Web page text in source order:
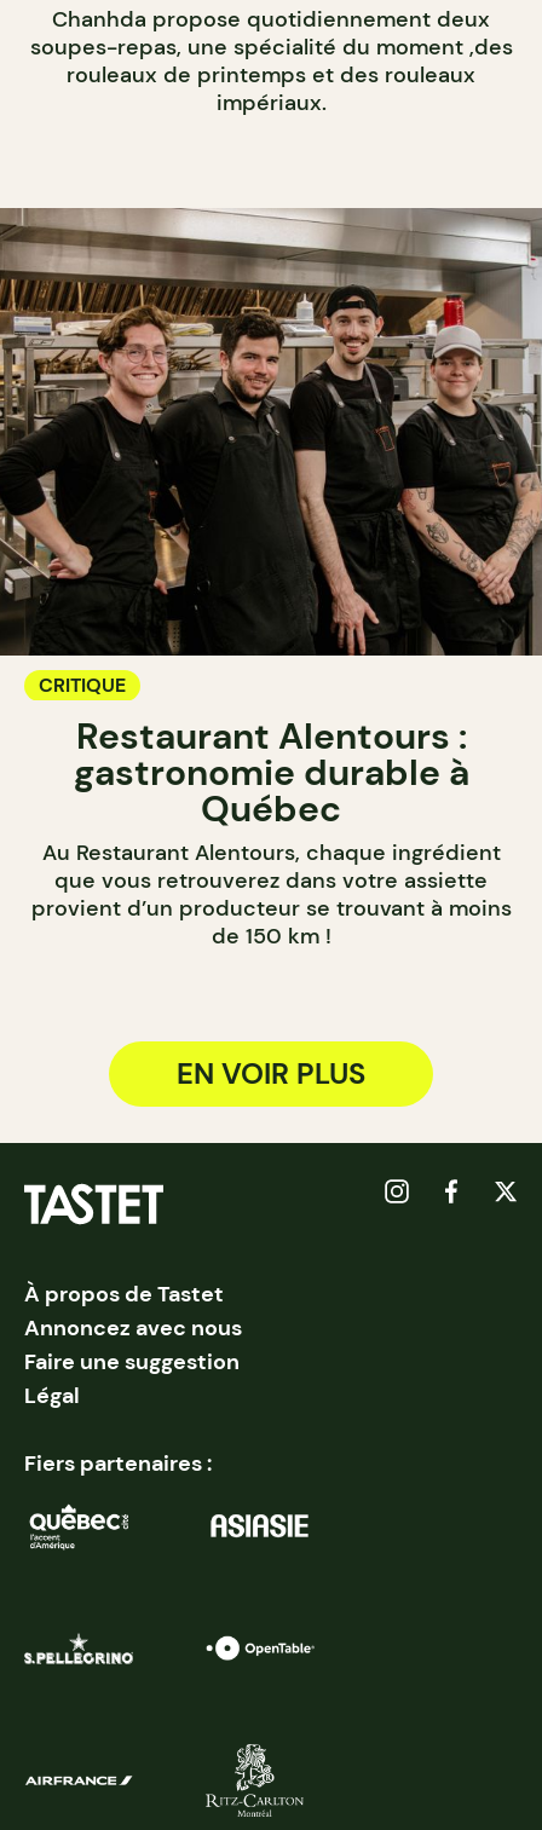
Chanhda propose quotidiennement deux
soupes-repas, une spécialité du moment ,des
rouleaux de printemps et des rouleaux
impériaux.
CRITIQUE
Restaurant Alentours :
gastronomie durable à
Québec
Au Restaurant Alentours, chaque ingrédient
que vous retrouverez dans votre assiette
provient d’un producteur se trouvant à moins
de 150 km !
EN VOIR PLUS
À propos de Tastet
Annoncez avec nous
Faire une suggestion
Légal
Fiers partenaires :